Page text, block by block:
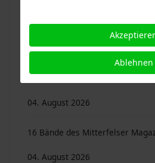
04. August 2026
Mitterfelser Magazin 16/2010.
Autoren …
04. August 2026
16 Bände des Mitterfelser
04. August 2026
Ablehnen